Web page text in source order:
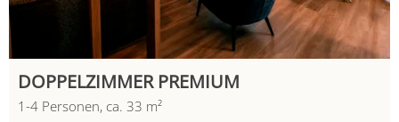
DOPPELZIMMER PREMIUM
1 -4 Personen, ca. 33 m²